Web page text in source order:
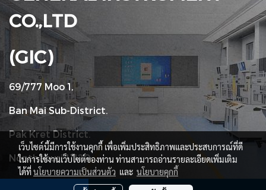
CO.,LTD
(GIC)
69/777 Moo 1,
Ban Mai Sub-District.
Pak Kret District.
Nonthaburi 11120
Tel : +66 (02) 090 2447
เว็บไซต์นี้มีการใช้งานคุกกี้ เพื่อเพิ่มประสิทธิภาพและประสบการณ์ที่ดี
ในการใช้งานเว็บไซต์ของท่าน ท่านสามารถอ่านรายละเอียดเพิ่มเติม
ได้ที่นโยบายความเป็นส่วนตัว และ นโยบายคุกกี้